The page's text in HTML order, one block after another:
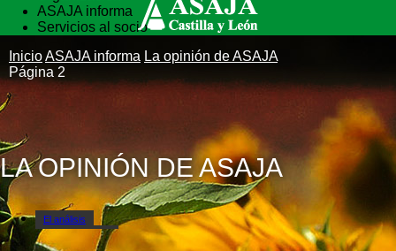
ASAJA informa
Servicios al socio
Formación
InicioASAJA informa La opinión de ASAJA
Página 2
LA OPINIÓN DE ASAJA
El análisis
Nuestra opinión